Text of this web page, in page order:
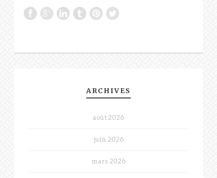
ARCHIVES
août 2026
juin 2026
mars 2026